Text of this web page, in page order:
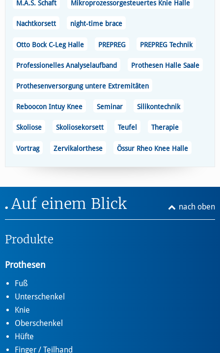
M.A.S. Schaft Mikroprozessorgesteuertes Knie Halle
Nachtkorsett night-time brace
Otto Bock C-Leg Halle PREPREG PREPREG Technik
Professionelles Analyselaufband Prothesen Halle Saale
Prothesenversorgung untere Extremitäten
Reboocon Intuy Knee Seminar Silikontechnik
Skoliose Skoliosekorsett Teufel Therapie
Vortrag Zervikalorthese Össur Rheo Knee Halle
nach oben
Auf einem Blick
Produkte
Prothesen
Fuß
Unterschenkel
Knie
Oberschenkel
Hüfte
Finger / Teilhand